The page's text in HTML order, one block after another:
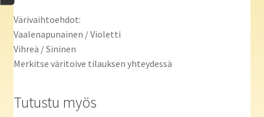
Värivaihtoehdot:
Vaalenapunainen / Violetti
Vihreä / Sininen
Merkitse väritoive tilauksen yhteydessä
Tutustu myös